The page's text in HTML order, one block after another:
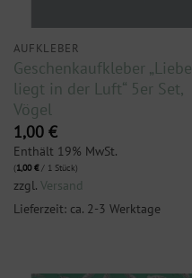
AUFKLEBER
Geschenkaufkleber „Liebe
liegt in der Luft“ 5er Set,
Vögel
1,00 €
Enthält 19% MwSt.
(1,00€/ 1 Stück)
zzgl. Versand
Lieferzeit: ca. 2-3 Werktage